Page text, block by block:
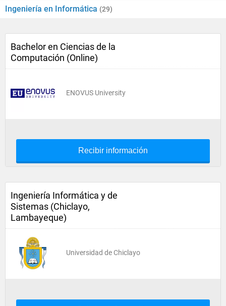
Ingeniería en Informática (29)
Bachelor en Ciencias de la
Computación (Online)
ENOVUS University
Recibir información
Ingeniería Informática y de
Sistemas (Chiclayo,
Lambayeque)
Universidad de Chiclayo